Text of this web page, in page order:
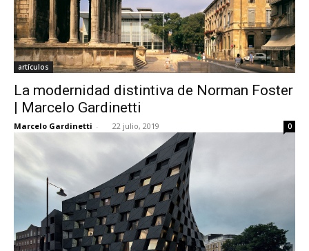
artículos
La modernidad distintiva de Norman Foster
| Marcelo Gardinetti
Marcelo Gardinetti - 22 julio, 2019 0